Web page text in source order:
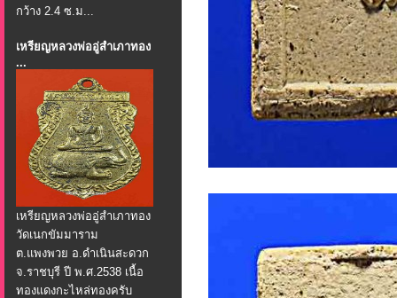
กว้าง 2.4 ซ.ม...
เหรียญหลวงพ่ออู่สำเภาทอง
...
เหรียญหลวงพ่ออู่สำเภาทอง
วัดเนกขัมมาราม
ต.แพงพวย อ.ดำเนินสะดวก
จ.ราชบุรี ปี พ.ศ.2538 เนื้อ
ทองแดงกะไหล่ทองครับ